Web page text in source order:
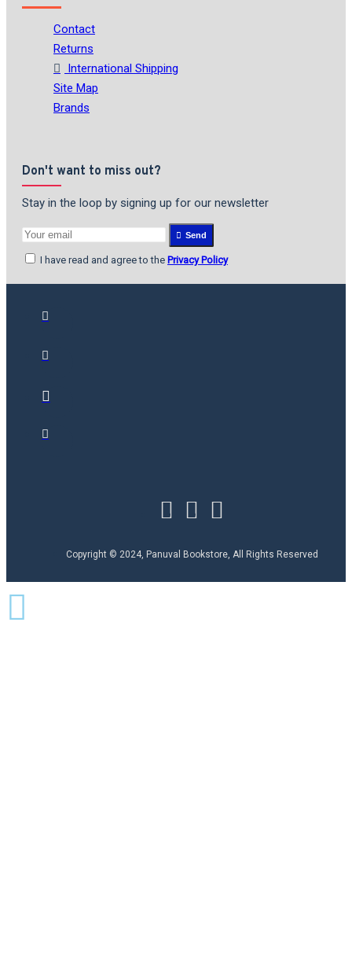
Contact
Returns
International Shipping
Site Map
Brands
Don't want to miss out?
Stay in the loop by signing up for our newsletter
Send
I have read and agree to the Privacy Policy
Copyright © 2024, Panuval Bookstore, All Rights Reserved